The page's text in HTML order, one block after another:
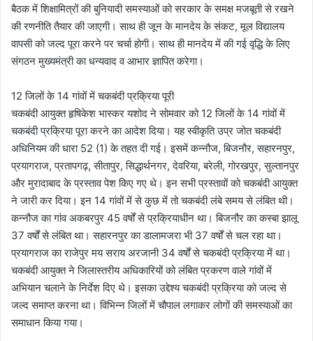
बैठक में शिक्षामित्रों की बुनियादी समस्याओं को सरकार के समक्ष मजबूती से रखने
की रणनीति तैयार की जाएगी। साथ ही जून के मानदेय के संकट, मूल विद्यालय
वापसी को जल्द पूरा करने पर चर्चा होगी। साथ ही मानदेय में की गई वृद्धि के लिए
संगठन मुख्यमंत्री का धन्यवाद व आभार ज्ञापित करेगा।
12 जिलों के 14 गांवों में चकबंदी प्रक्रिया पूरी
चकबंदी आयुक्त हृषिकेश भास्कर यशोद ने सोमवार को 12 जिलों के 14 गांवों में
चकबंदी प्रक्रिया पूरा करने का आदेश दिया। यह स्वीकृति उप्र जोत चकबंदी
अधिनियम की धारा 52 (1) के तहत दी गई। इसमें कन्नौज, बिजनौर, सहारनपुर,
प्रयागराज, प्रतापगढ़, सीतापुर, सिद्धार्थनगर, देवरिया, बरेली, गोरखपुर, सुल्तानपुर
और मुरादाबाद के प्रस्ताव पेश किए गए थे। इन सभी प्रस्तावों को चकबंदी आयुक्त
ने जारी कर दिया। इन 14 गांवों में से कुछ में तो चकबंदी लंबे समय से लंबित थी।
कन्नौज का गांव अकबरपुर 45 वर्षों से प्रक्रियाधीन था। बिजनौर का कस्बा झालू
37 वर्षों से लंबित था। सहारनपुर का डालामजरा भी 37 वर्षों से चल रहा था।
प्रयागराज का राजेपुर मय सराय अरजानी 34 वर्षों से चकबंदी प्रक्रिया में था।
चकबंदी आयुक्त ने जिलास्तरीय अधिकारियों को लंबित प्रकरण वाले गांवों में
अभियान चलाने के निर्देश दिए थे। इसका उद्देश्य चकबंदी प्रक्रिया को जल्द से
जल्द समाप्त करना था। विभिन्न जिलों में चौपाल लगाकर लोगों की समस्याओं का
समाधान किया गया।